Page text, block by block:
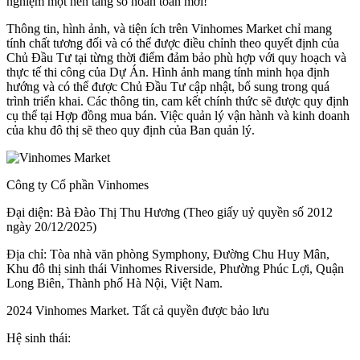
Thông tin, hình ảnh, và tiện ích trên Vinhomes Market chỉ mang
tính chất tương đối và có thể được điều chỉnh theo quyết định của
Chủ Đầu Tư tại từng thời điểm đảm bảo phù hợp với quy hoạch và
thực tế thi công của Dự Án. Hình ảnh mang tính minh họa định
hướng và có thể được Chủ Đầu Tư cập nhật, bổ sung trong quá
trình triển khai. Các thông tin, cam kết chính thức sẽ được quy định
cụ thể tại Hợp đồng mua bán. Việc quản lý vận hành và kinh doanh
của khu đô thị sẽ theo quy định của Ban quản lý.
Công ty Cổ phần Vinhomes
Đại diện: Bà Đào Thị Thu Hương (Theo giấy uỷ quyền số 2012
ngày 20/12/2025)
Địa chỉ: Tòa nhà văn phòng Symphony, Đường Chu Huy Mân,
Khu đô thị sinh thái Vinhomes Riverside, Phường Phúc Lợi, Quận
Long Biên, Thành phố Hà Nội, Việt Nam.
2024 Vinhomes Market. Tất cả quyền được bảo lưu
Hệ sinh thái: